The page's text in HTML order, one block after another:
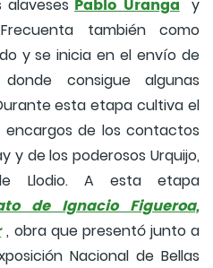
Pablo Uranga y
también como
y se inicia en el envío de
consigue algunas
esta etapa cultiva el
de los contactos
y de los poderosos Urquijo,
Llodio. A esta etapa
de Ignacio Figueroa,
, obra que presentó junto a
Nacional de Bellas